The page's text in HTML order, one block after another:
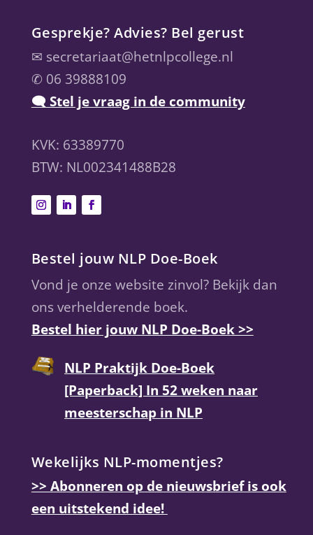
Gesprekje? Advies? Bel gerust
✉ secretariaat@hetnlpcollege.nl
✆ 06 39888109
🗨 Stel je vraag in de community
KVK: 63389770
BTW: NL002341488B28
Bestel jouw NLP Doe-Boek
Vond je onze website zinvol? Bekijk dan
ons verhelderende boek.
Bestel hier jouw NLP Doe-Boek >>
NLP Praktijk Doe-Boek
[Paperback] In 52 weken naar
meesterschap in NLP
Wekelijks NLP-momentjes?
>> Abonneren op de nieuwsbrief is ook
een uitstekend idee!